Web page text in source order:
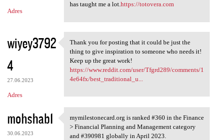
Adres
has taught me a lot.https://totovera.com
wiyey3792
4
27.06.2023
Adres
Thank you for posting that it
Thank you for posting that it could be just the
thing to give inspiration to someone who needs it!
Keep up the great work!
https://www.reddit.com/user/Tfgrd289/comments/1
4e64fx/best_traditional_u...
mohshab1
30.06.2023
mymilestonecard.org is ranked
mymilestonecard.org is ranked #360 in the Finance
> Financial Planning and Management category
and #390981 globally in April 2023.